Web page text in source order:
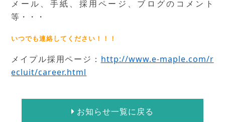
メール、手紙、採用ページ、ブログのコメント
等・・・
いつでも連絡してください！！！
メイプル採用ページ： http://www.e-maple.com/r
ecluit/career.html
お知らせ一覧に戻る